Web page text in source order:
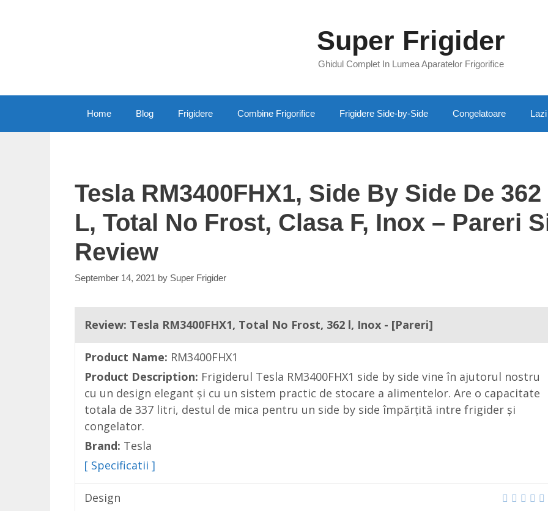
Super Frigider
Ghidul Complet In Lumea Aparatelor Frigorifice
Home Blog Frigidere Combine Frigorifice Frigidere Side-by-Side Congelatoare
Tesla RM3400FHX1, Side By Side De 362
L, Total No Frost, Clasa F, Inox – Pareri
Review
September 14, 2021 by Super Frigider
Review: Tesla RM3400FHX1, Total No Frost, 362 l, Inox - [Pareri]
Product Name: RM3400FHX1
Product Description: Frigiderul Tesla RM3400FHX1 side by side vine în ajutorul nostru
cu un design elegant și cu un sistem practic de stocare a alimentelor. Are o capacitate
totala de 337 litri, destul de mica pentru un side by side împărțită intre frigider și
congelator.
Brand: Tesla
[ Specificatii ]
Design